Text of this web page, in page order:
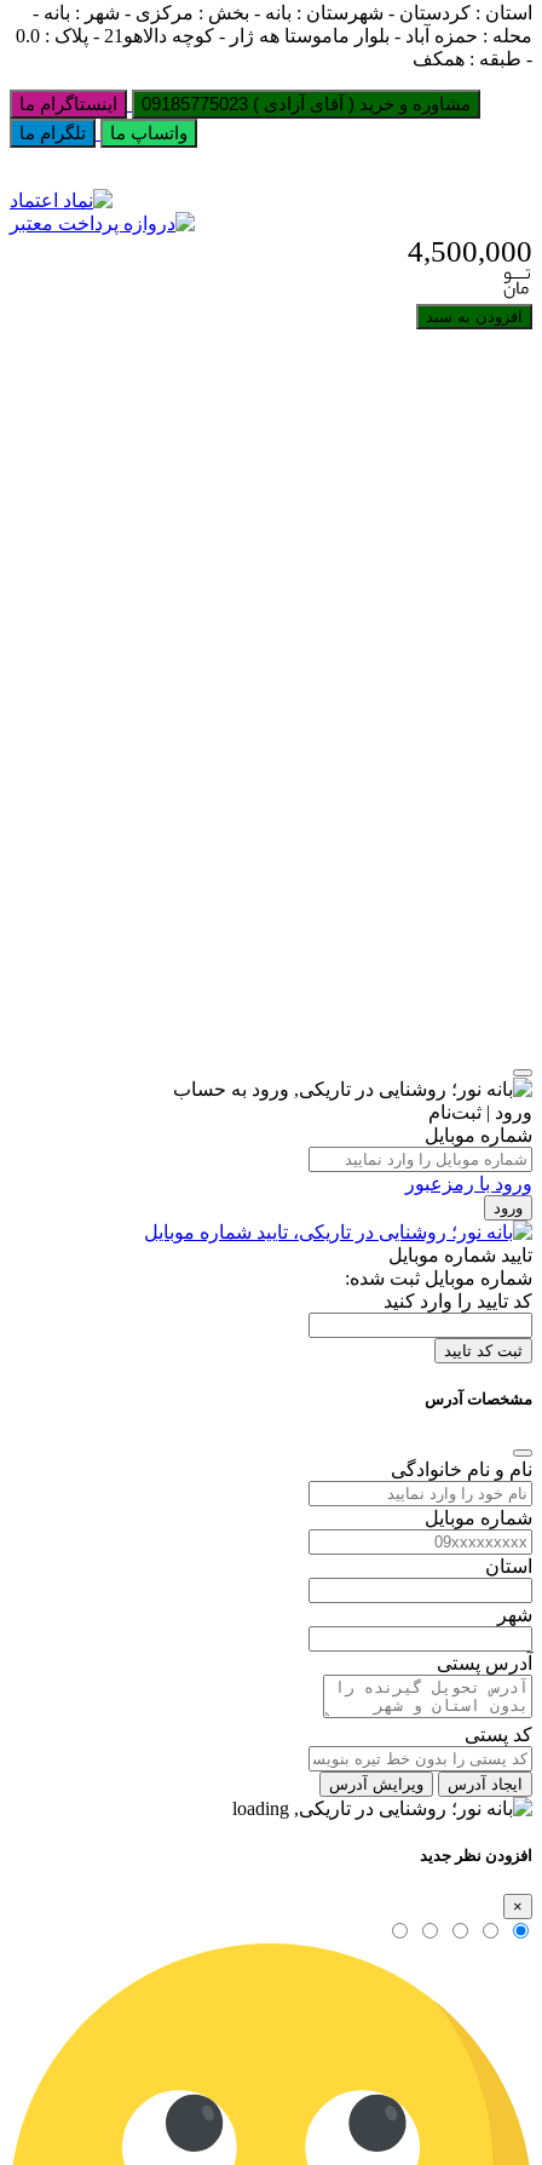
استان : کردستان - شهرستان : بانه - بخش : مرکزی - شهر : بانه -
محله : حمزه آباد - بلوار ماموستا هه ژار - کوچه دالاهو21 - پلاک : 0.0
- طبقه : همکف
مشاوره و خرید ( آقای آزادی ) 09185775023
اینستاگرام ما
واتساپ ما
تلگرام ما
4,500,000
افزودن به سبد
ورود | ثبت‌نام
شماره موبایل
ورود با رمزعبور
ورود
تایید شماره موبایل
شماره موبایل ثبت شده:
کد تایید را وارد کنید
ثبت کد تایید
مشخصات آدرس
نام و نام خانوادگی
شماره موبایل
استان
شهر
آدرس پستی
کد پستی
ایجاد آدرس ویرایش آدرس
افزودن نظر جدید
×